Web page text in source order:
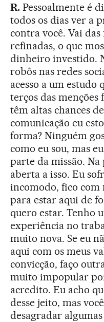
R. Pessoalmente é
todos os dias ver a
contra você. Vai
refinadas, o que
dinheiro investido.
robôs nas redes
acesso a um estudo
terços das
têm altas chances
comunicação eu
forma? Ninguém
como eu sou, mas
parte da missão.
aberta a isso. Eu
incomodo, fico com
para estar aqui de
quero estar. Tenho
experiência no
muito nova. Se eu
aqui com os meus
convicção, faço
muito impopular
acredito. Eu acho
desse jeito, mas
desagradar algumas